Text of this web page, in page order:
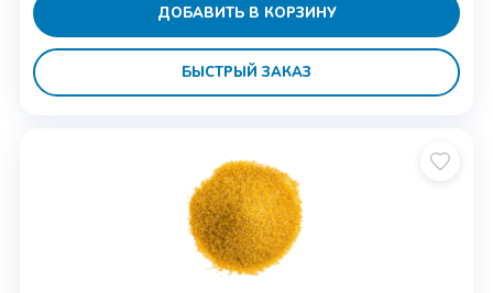
ДОБАВИТЬ В КОРЗИНУ
БЫСТРЫЙ ЗАКАЗ